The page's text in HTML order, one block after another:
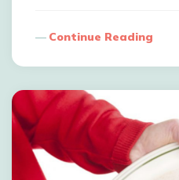
Continue Reading